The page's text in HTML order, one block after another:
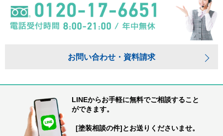
お問い合わせ・資料請求
LINEからお手軽に無料でご相談すること
ができます。
[塗装相談の件]とお送りくださいませ。